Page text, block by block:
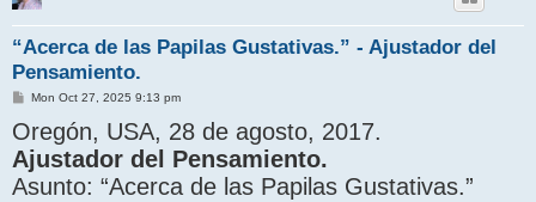
“Acerca de las Papilas Gustativas.” - Ajustador del
Pensamiento.
P
s
t
Mon Oct 27, 2025 9:13 pm
Oregón, USA, 28 de agosto, 2017.
Ajustador del Pensamiento.
Asunto: “Acerca de las Papilas Gustativas.”